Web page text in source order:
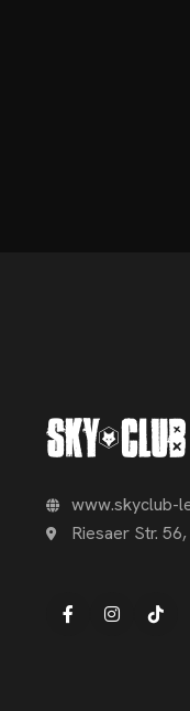
www.skyclub-
Riesaer Str.